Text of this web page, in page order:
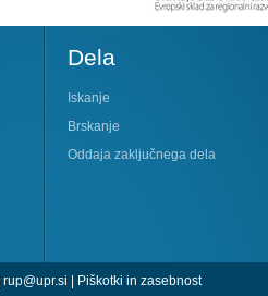
Dela
Iskanje
Brskanje
Oddaja zaključnega dela
rup@upr.si | Piškotki in zasebnost